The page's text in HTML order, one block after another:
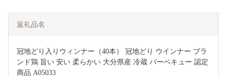
返礼品名
冠地どり入りウィンナー（40本） 冠地どり ウインナー ブラ
ンド鶏 旨い 安い 柔らかい 大分県産 冷蔵 バーベキュー 認定
商品 A05033